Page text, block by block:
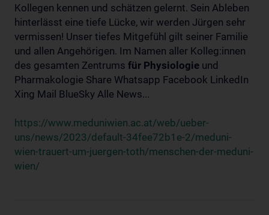
Kollegen kennen und schätzen gelernt. Sein Ableben
hinterlässt eine tiefe Lücke, wir werden Jürgen sehr
vermissen! Unser tiefes Mitgefühl gilt seiner Familie
und allen Angehörigen. Im Namen aller Kolleg:innen
des gesamten Zentrums für Physiologie und
Pharmakologie Share Whatsapp Facebook LinkedIn
Xing Mail BlueSky Alle News...
https://www.meduniwien.ac.at/web/ueber-
uns/news/2023/default-34fee72b1e-2/meduni-
wien-trauert-um-juergen-toth/menschen-der-meduni-
wien/